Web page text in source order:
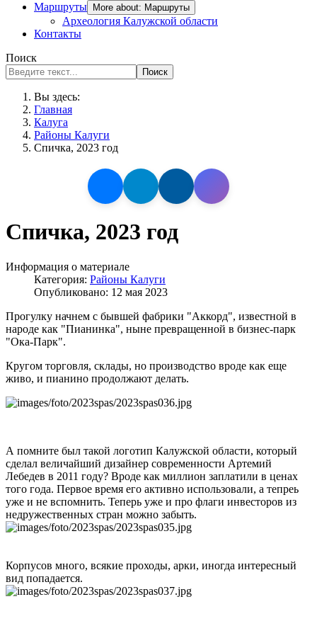
Маршруты
More about: Маршруты
Археология Калужской области
Контакты
Поиск
Поиск
Вы здесь:
Главная
Калуга
Районы Калуги
Спичка, 2023 год
Спичка, 2023 год
Информация о материале
Категория: Районы Калуги
Опубликовано: 12 мая 2023
Прогулку начнем с бывшей фабрики "Аккорд", известной в
народе как "Пианинка", ныне превращенной в бизнес-парк
"Ока-Парк".
Кругом торговля, склады, но производство вроде как еще
живо, и пианино продолжают делать.
А помните был такой логотип Калужской области, который
сделал величайший дизайнер современности Артемий
Лебедев в 2011 году? Вроде как миллион заплатили в ценах
того года. Первое время его активно использовали, а тепреь
уже и не вспомнить. Теперь уже и про флаги инвесторов из
недружественных стран можно забыть.
Корпусов много, всякие проходы, арки, иногда интересный
вид попадается.